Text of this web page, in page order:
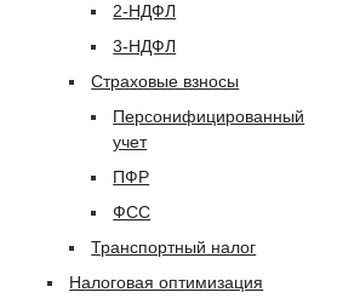
2-НДФЛ
3-НДФЛ
Страховые взносы
Персонифицированный
учет
ПФР
ФСС
Транспортный налог
Налоговая оптимизация